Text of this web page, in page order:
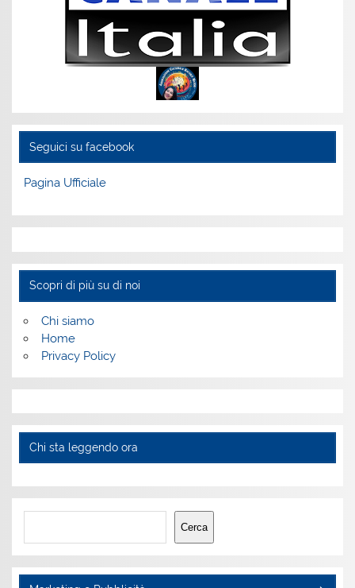
Seguici su facebook
Pagina Ufficiale
Scopri di più su di noi
Chi siamo
Home
Privacy Policy
Chi sta leggendo ora
Cerca
Cerca